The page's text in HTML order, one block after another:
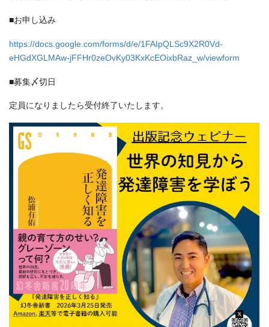
■お申し込み
https://docs.google.com/forms/d/e/1FAIpQLSc9X2R0Vd-
eHGdXGLMAw-jFFHr0zeOvKy03KxKcEOixbRaz_w/viewform
■募集〆切日
定員になりましたら受付終了いたします。